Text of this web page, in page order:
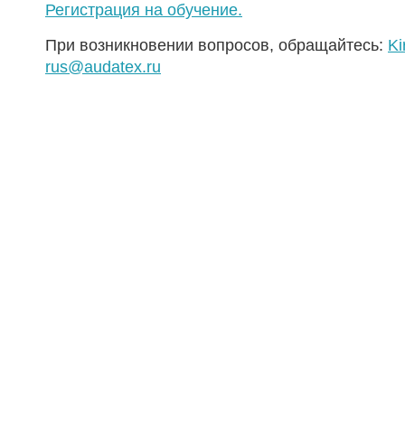
Регистрация на обучение.
При возникновении вопросов, обращайтесь:
rus@audatex.ru